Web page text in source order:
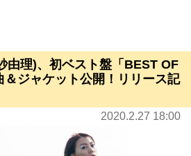
由理)、初ベスト盤「BEST OF
＆ジャケット公開！リリース記
2020.2.27 18:00